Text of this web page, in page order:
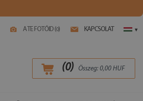
A TE FOTÓID (0) KAPCSOLAT ▾
(0) Összeg: 0,00 HUF